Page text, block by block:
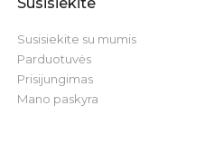
Susisiekite su mumis
Parduotuvės
Prisijungimas
Mano paskyra